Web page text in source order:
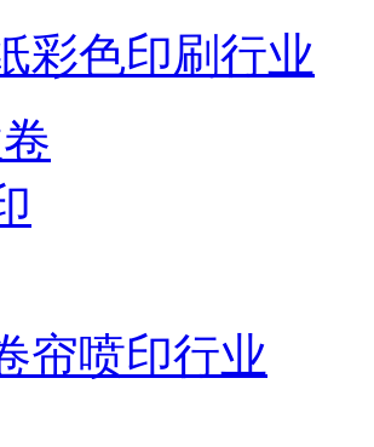
彩色印刷行业
帘喷印行业